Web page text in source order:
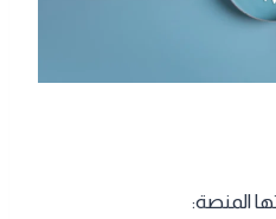
المنصة: